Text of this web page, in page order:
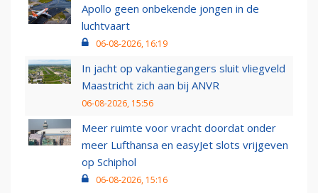
Apollo geen onbekende jongen in de
luchtvaart
06-08-2026, 16:19
In jacht op vakantiegangers sluit vliegveld
Maastricht zich aan bij ANVR
06-08-2026, 15:56
Meer ruimte voor vracht doordat onder
meer Lufthansa en easyJet slots vrijgeven
op Schiphol
06-08-2026, 15:16